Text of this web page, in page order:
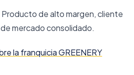
Producto de alto margen, cliente
mercado consolidado.
la franquicia GREENERY